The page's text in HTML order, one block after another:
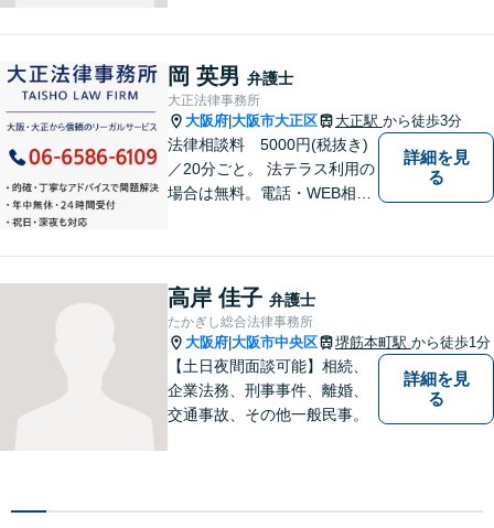
強く意識しております！
岡 英男 弁護士
大正法律事務所
大阪府 大阪市大正区 大正駅 から徒歩3分
法律相談料 5000円(税抜き)
／20分ごと。 法テラス利用の
場合は無料。電話・WEB相談
相談可能です。
詳細を見
る
高岸 佳子 弁護士
たかぎし総合法律事務所
大阪府 大阪市中央区 堺筋本町駅 から徒歩1分
【土日夜間面談可能】相続、
企業法務、刑事事件、離婚、
交通事故、その他一般民事。
詳細を見
る